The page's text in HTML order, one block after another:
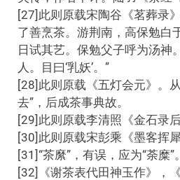
[27]此则原载宋陶谷《茗葬录
了善烹茶。游荆南，高保勉白
日试其艺。保勉父子呼为汤神
人。目曰‘乳妖’。”
[28]此则原载《五灯会元》。
去”，后成茶事典故。
[29]此则原载李清照《金石录后
[30]此则原载宋彭乘《墨客挥犀
[31]“茶縻”，有误，应为“荼糜”。
[32]《谢茶表代田神玉作》，